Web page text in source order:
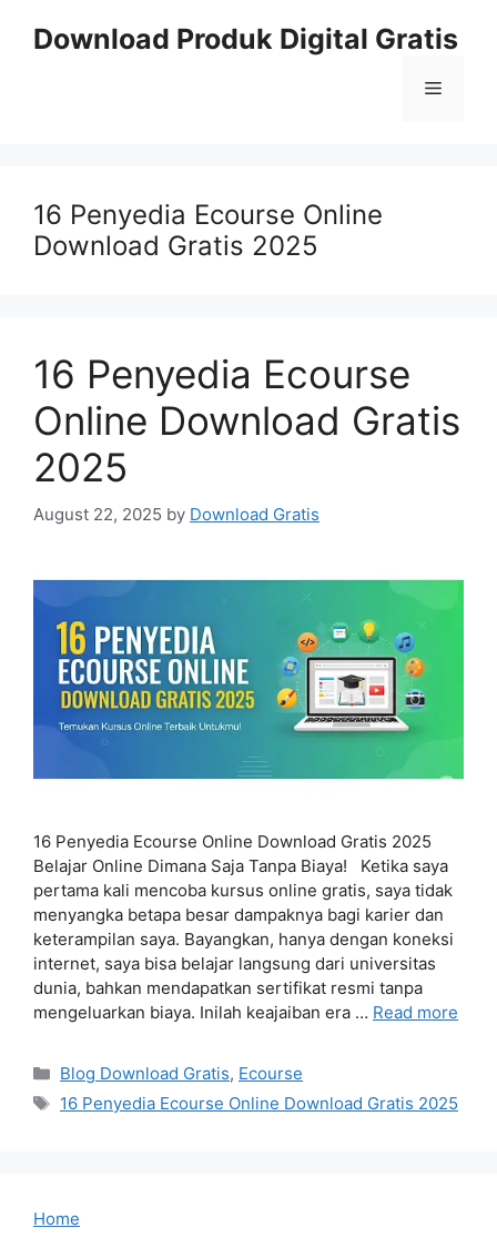
Download Produk Digital Gratis
Menu
16 Penyedia Ecourse Online
Download Gratis 2025
16 Penyedia Ecourse
Online Download Gratis
2025
August 22, 2025 by Download Gratis
16 Penyedia Ecourse Online Download Gratis 2025
Belajar Online Dimana Saja Tanpa Biaya! Ketika saya
pertama kali mencoba kursus online gratis, saya tidak
menyangka betapa besar dampaknya bagi karier dan
keterampilan saya. Bayangkan, hanya dengan koneksi
internet, saya bisa belajar langsung dari universitas
dunia, bahkan mendapatkan sertifikat resmi tanpa
mengeluarkan biaya. Inilah keajaiban era … Read more
Categories
Blog Download Gratis, Ecourse
Tags
16 Penyedia Ecourse Online Download Gratis 2025
Home